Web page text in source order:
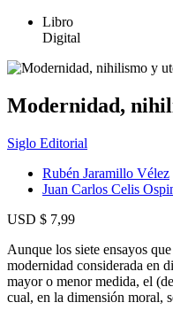
Libro
Digital
Modernidad,
Siglo Editorial
Rubén Jaramillo Vélez
Juan Carlos Celis
USD $ 7,99
Aunque los siete ensayos
modernidad considerada en
mayor o menor medida, el
cual, en la dimensión moral,